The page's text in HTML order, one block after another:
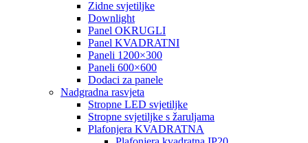
Zidne svjetiljke
Downlight
Panel OKRUGLI
Panel KVADRATNI
Paneli 1200×300
Paneli 600×600
Dodaci za panele
Nadgradna rasvjeta
Stropne LED svjetiljke
Stropne svjetiljke s žaruljama
Plafonjera KVADRATNA